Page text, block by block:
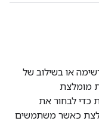
או בשילוב של
מומלצת
כדי לבחור את
כאשר משתמשים